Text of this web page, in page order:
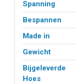
Spanning
Bespannen
Made in
Gewicht
Bijgeleverde
Hoes